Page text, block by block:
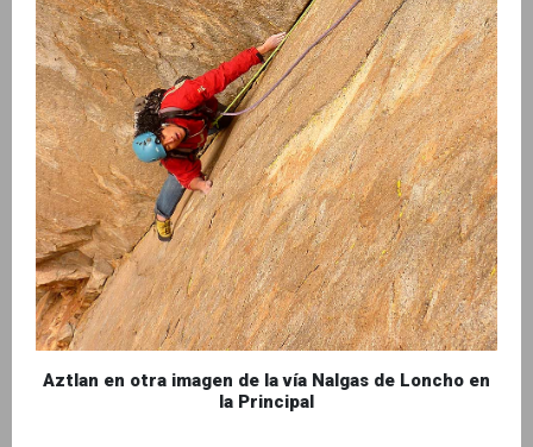
Aztlan en otra imagen de la vía Nalgas de Loncho en
la Principal